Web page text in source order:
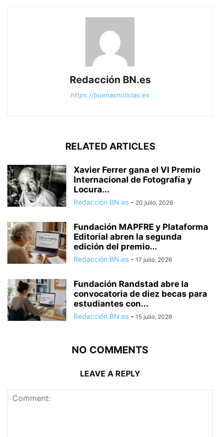
Redacción BN.es
https://buenasnoticias.es
RELATED ARTICLES
Xavier Ferrer gana el VI Premio
Internacional de Fotografía y
Locura...
Redacción BN.es - 20 julio, 2026
Fundación MAPFRE y Plataforma
Editorial abren la segunda
edición del premio...
Redacción BN.es - 17 julio, 2026
Fundación Randstad abre la
convocatoria de diez becas para
estudiantes con...
Redacción BN.es - 15 julio, 2026
NO COMMENTS
LEAVE A REPLY